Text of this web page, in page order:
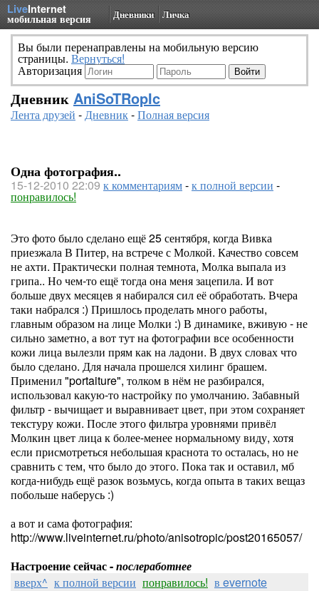
LiveInternet
мобильная версия Дневники Личка
Вы были перенаправлены на мобильную версию
страницы. Вернуться!
Авторизация
Дневник AniSoTRopIc
Лента друзей -Дневник-Полная версия
Одна фотография..
15-12-2010 22:09 к комментариям-к полной версии -
понравилось!
Это фото было сделано ещё 25 сентября, когда Вивка
приезжала В Питер, на встрече с Молкой. Качество совсем
не ахти. Практически полная темнота, Молка выпала из
грипа.. Но чем-то ещё тогда она меня зацепила. И вот
больше двух месяцев я набирался сил её обработать. Вчера
таки набрался :) Пришлось проделать много работы,
главным образом на лице Молки :) В динамике, вживую - не
сильно заметно, а вот тут на фотографии все особенности
кожи лица вылезли прям как на ладони. В двух словах что
было сделано. Для начала прошелся хилинг брашем.
Применил "portaiture", толком в нём не разбирался,
использовал какую-то настройку по умолчанию. Забавный
фильтр - вычищает и выравнивает цвет, при этом сохраняет
текстуру кожи. После этого фильтра уровнями привёл
Молкин цвет лица к более-менее нормальному виду, хотя
если присмотреться небольшая краснота то осталась, но не
сравнить с тем, что было до этого. Пока так и оставил, мб
когда-нибудь ещё разок возьмусь, когда опыта в таких вещаз
побольше наберусь :)
а вот и сама фотография:
http://www.liveinternet.ru/photo/anisotropic/post20165057/
Настроение сейчас -послеработнее
вверх^ к полной версии понравилось! в evernote